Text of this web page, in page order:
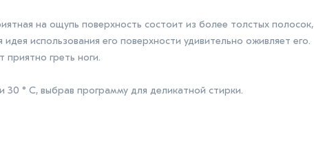
на ощупь поверхность состоит из более толстых полосок,
использования его поверхности удивительно оживляет его.
приятно греть ноги.
° C, выбрав программу для деликатной стирки.